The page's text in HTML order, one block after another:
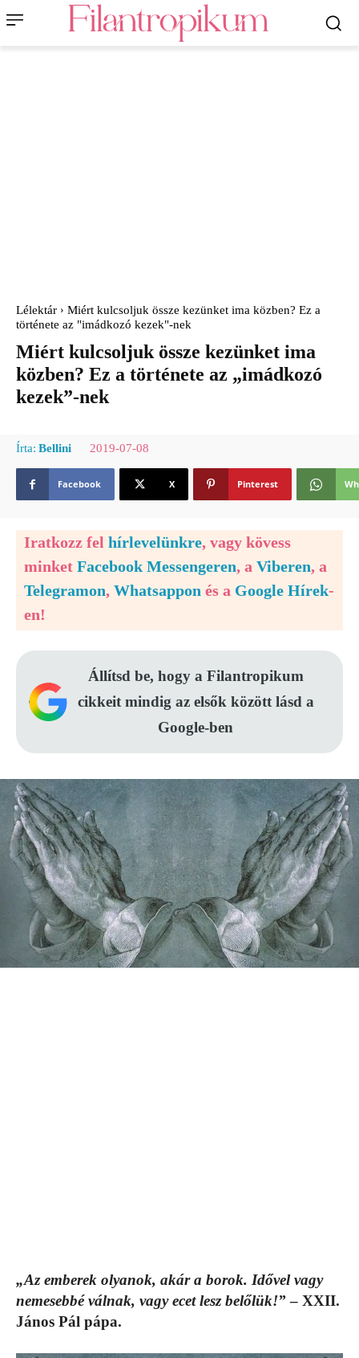
Lélektár
Miért kulcsoljuk össze kezünket ima közben? Ez a
története az "imádkozó kezek"-nek
Miért kulcsoljuk össze kezünket ima
közben? Ez a története az „imádkozó
kezek”-nek
Írta: Bellini 2019-07-08
Facebook X Pinterest
Iratkozz fel hírlevelünkre, vagy kövess
minket Facebook Messengeren, a Viberen, a
Telegramon, Whatsappon és a Google Hírek-
en!
Állítsd be, hogy a Filantropikum
cikkeit mindig az elsők között lásd a
Google-ben
„Az emberek olyanok, akár a borok. Idővel vagy
nemesebbé válnak, vagy ecet lesz belőlük!”– XXII.
János Pál pápa.